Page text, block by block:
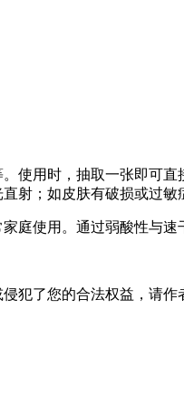
使用时，抽取一张即可
；如皮肤有破损或过敏
庭使用。通过弱酸性与
犯了您的合法权益，请